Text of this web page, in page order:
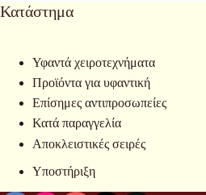
Κατάστημα
Υφαντά χειροτεχνήματα
Προϊόντα για υφαντική
Επίσημες αντιπροσωπείες
Κατά παραγγελία
Αποκλειστικές σειρές
Υποστήριξη